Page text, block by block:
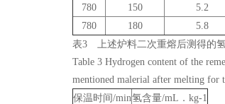
780
150
5.2
780
180
5.8
表3 上述炉料二次重熔后测得的
Table 3 Hydrogen content of the
mentioned malerial after melting for
保温时间/min氢含量/mL．kg-1